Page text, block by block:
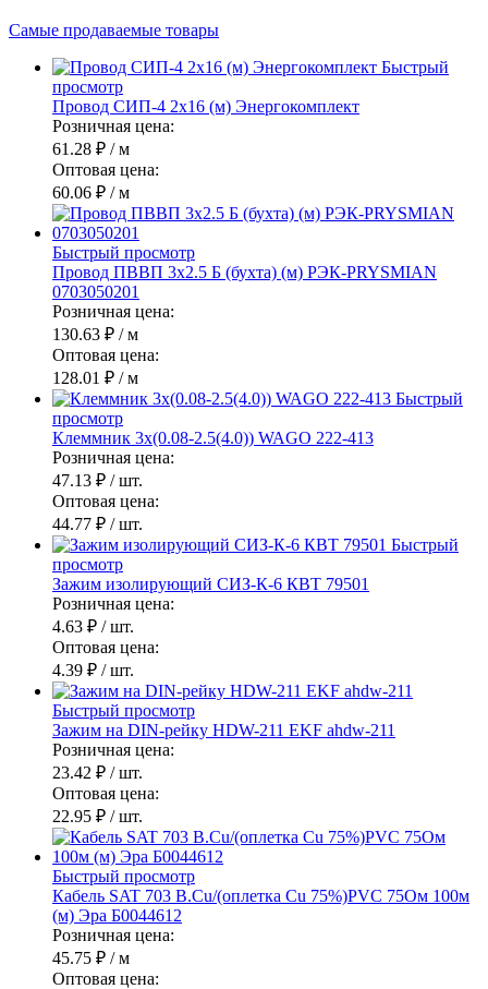
Самые продаваемые товары
Быстрый
просмотр
Провод СИП-4 2х16 (м) Энергокомплект
Розничная цена:
61.28 ₽ / м
Оптовая цена:
60.06 ₽ / м
Быстрый просмотр
Провод ПВВП 3х2.5 Б (бухта) (м) РЭК-PRYSMIAN
0703050201
Розничная цена:
130.63 ₽ / м
Оптовая цена:
128.01 ₽ / м
Быстрый
просмотр
Клеммник 3х(0.08-2.5(4.0)) WAGO 222-413
Розничная цена:
47.13 ₽ / шт.
Оптовая цена:
44.77 ₽ / шт.
Быстрый
просмотр
Зажим изолирующий СИЗ-К-6 КВТ 79501
Розничная цена:
4.63 ₽ / шт.
Оптовая цена:
4.39 ₽ / шт.
Быстрый просмотр
Зажим на DIN-рейку HDW-211 EKF ahdw-211
Розничная цена:
23.42 ₽ / шт.
Оптовая цена:
22.95 ₽ / шт.
Быстрый просмотр
Кабель SAT 703 B.Cu/(оплетка Cu 75%)PVC 75Ом 100м
(м) Эра Б0044612
Розничная цена:
45.75 ₽ / м
Оптовая цена: